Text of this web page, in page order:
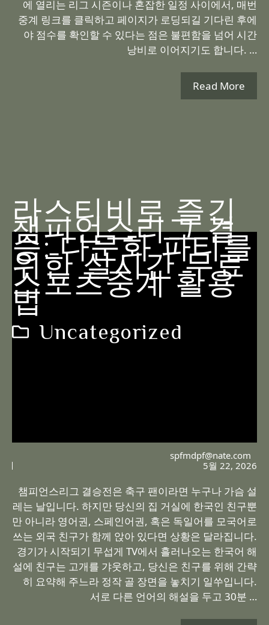
에 열리는 리그 시즌이나 혼잡한 일정 사이에서, 매번
중계 링크를 클릭하고 페이지가 로딩되길 기다린 후에
야 점수를 확인할 수 있다는 점은 불편함을 넘어 시간
낭비로 이어지기도 합니다. …
Read More
라스티비로 즐긴
챔피언스리그 결
승: 다문화 파티를
위한 실시간 무료
스포츠중계 활용
법
Uncategorized
spfmdpf@nate.com
5월 22, 2026
챔피언스리그 결승전은 축구 팬이라면 누구나 가슴 설
레는 날입니다. 하지만 당신의 집 거실에 한국인 친구뿐
만 아니라 영어권, 스페인어권, 혹은 독일어를 모국어로
쓰는 외국 친구가 함께 앉아 있다면 상황은 달라집니다.
경기가 시작되기 무섭게 TV에서 흘러나오는 한국어 해
설에 친구는 고개를 갸웃하고, 당신은 친구를 위해 간략
히 요약해 주느라 정작 골 장면을 놓치기 일쑤입니다.
서로 다른 언어의 해설을 두고 30분 …